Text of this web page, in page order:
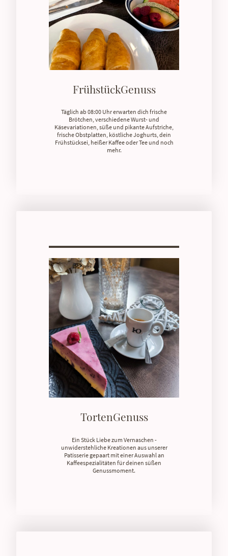
FrühstückGenuss
Täglich ab 08:00 Uhr erwarten dich frische
Brötchen, verschiedene Wurst- und
Käsevariationen, süße und pikante Aufstriche,
frische Obstplatten, köstliche Joghurts, dein
Frühstücksei, heißer Kaffee oder Tee und noch
mehr.
TortenGenuss
Ein Stück Liebe zum Vernaschen -
unwiderstehliche Kreationen aus unserer
Patisserie gepaart mit einer Auswahl an
Kaffeespezialitäten für deinen süßen
Genussmoment.